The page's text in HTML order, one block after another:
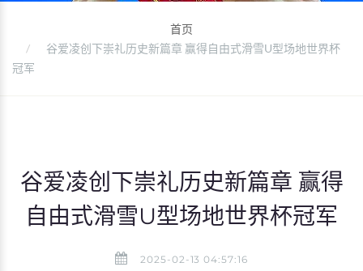
首页
谷爱凌创下崇礼历史新篇章 赢得自由式滑雪U型场地世界杯
冠军
谷爱凌创下崇礼历史新篇章 赢得
自由式滑雪U型场地世界杯冠军
2025-02-13 04:57:16